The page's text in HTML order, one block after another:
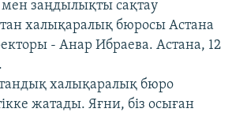
заңдылықты сақтау
халықаралық бюросы Астана
- Анар Ибраева. Астана, 12
халықаралық бюро
жатады. Яғни, біз осыған